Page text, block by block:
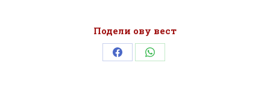
Подели ову вест
Share Share